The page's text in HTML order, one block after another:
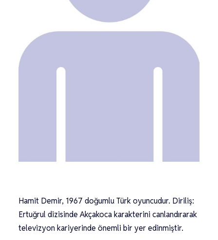
Hamit Demir, 1967 doğumlu Türk oyuncudur. Diriliş:
Ertuğrul dizisinde Akçakoca karakterini canlandırarak
televizyon kariyerinde önemli bir yer edinmiştir.